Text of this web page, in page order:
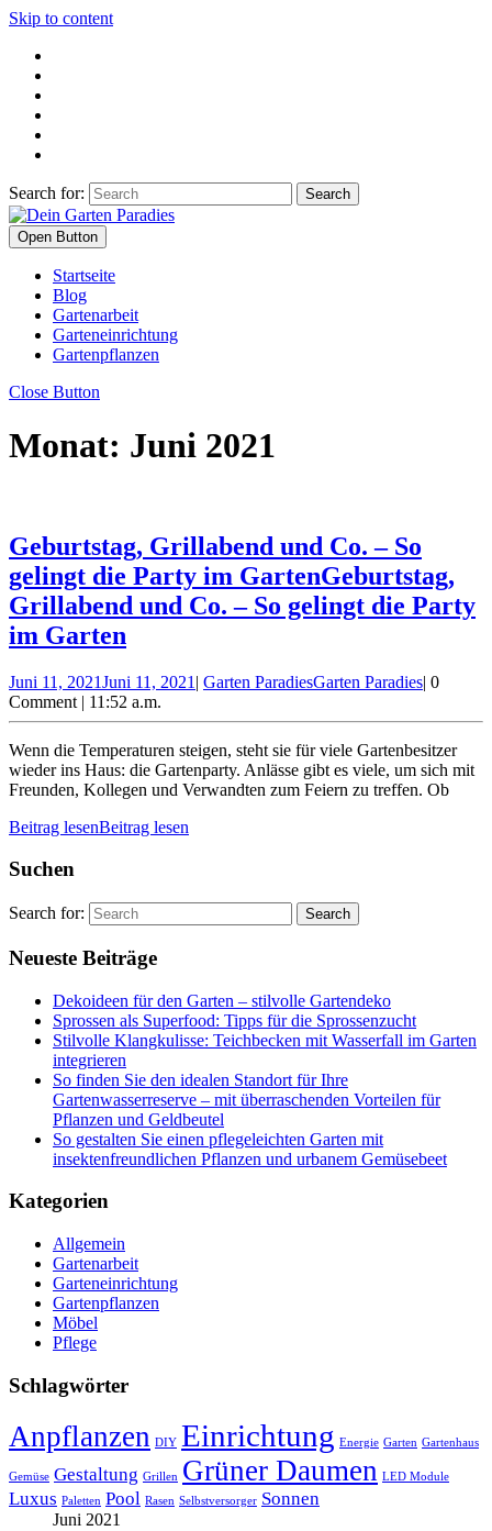
Skip to content
Search for:
Open Button
Startseite
Blog
Gartenarbeit
Garteneinrichtung
Gartenpflanzen
Close Button
Monat: Juni 2021
Geburtstag, Grillabend und Co. – So
gelingt die Party im GartenGeburtstag,
Grillabend und Co. – So gelingt die Party
im Garten
Juni 11, 2021Juni 11, 2021 | Garten ParadiesGarten Paradies| 0
Comment | 11:52 a.m.
Wenn die Temperaturen steigen, steht sie für viele Gartenbesitzer
wieder ins Haus: die Gartenparty. Anlässe gibt es viele, um sich mit
Freunden, Kollegen und Verwandten zum Feiern zu treffen. Ob
Beitrag lesenBeitrag lesen
Suchen
Search for:
Neueste Beiträge
Dekoideen für den Garten – stilvolle Gartendeko
Sprossen als Superfood: Tipps für die Sprossenzucht
Stilvolle Klangkulisse: Teichbecken mit Wasserfall im Garten
integrieren
So finden Sie den idealen Standort für Ihre
Gartenwasserreserve – mit überraschenden Vorteilen für
Pflanzen und Geldbeutel
So gestalten Sie einen pflegeleichten Garten mit
insektenfreundlichen Pflanzen und urbanem Gemüsebeet
Kategorien
Allgemein
Gartenarbeit
Garteneinrichtung
Gartenpflanzen
Möbel
Pflege
Schlagwörter
Anpflanzen DIY Einrichtung Energie Garten Gartenhaus
Gemüse Gestaltung Grillen Grüner Daumen LED Module
Luxus Paletten Pool Rasen Selbstversorger Sonnen
Juni 2021